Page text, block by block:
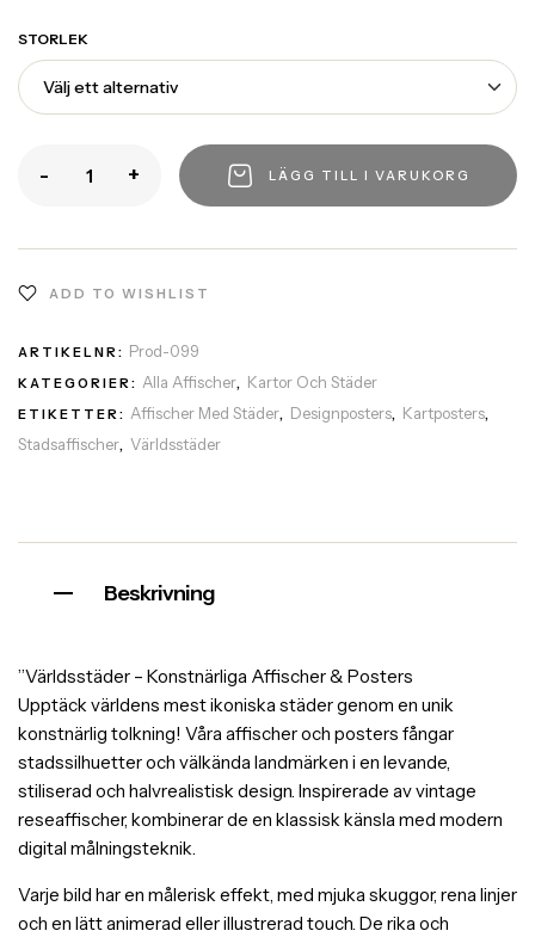
STORLEK
- + LÄGG TILL I VARUKORG
ADD TO WISHLIST
ARTIKELNR: Prod-099
KATEGORIER: Alla Affischer, Kartor Och Städer
ETIKETTER: Affischer Med Städer, Designposters, Kartposters,
Stadsaffischer, Världsstäder
Beskrivning
”Världsstäder – Konstnärliga Affischer & Posters
Upptäck världens mest ikoniska städer genom en unik
konstnärlig tolkning! Våra affischer och posters fångar
stadssilhuetter och välkända landmärken i en levande,
stiliserad och halvrealistisk design. Inspirerade av vintage
reseaffischer, kombinerar de en klassisk känsla med modern
digital målningsteknik.
Varje bild har en målerisk effekt, med mjuka skuggor, rena linjer
och en lätt animerad eller illustrerad touch. De rika och